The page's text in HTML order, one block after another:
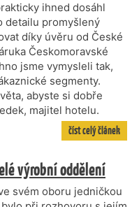
ihned dosáhl
detailu promyšlený
díky úvěru od České
Českomoravské
jsme vymysleli tak,
segmenty.
abyste si dobře
majitel hotelu.
číst celý článek
výrobní oddělení
svém oboru jedničkou